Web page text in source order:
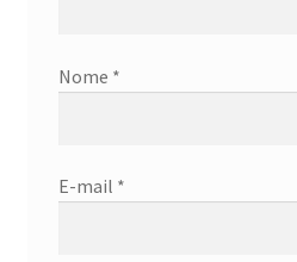
Nome *
E-mail *